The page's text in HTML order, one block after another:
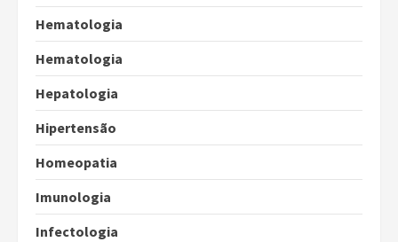
Hematologia
Hematologia
Hepatologia
Hipertensão
Homeopatia
Imunologia
Infectologia